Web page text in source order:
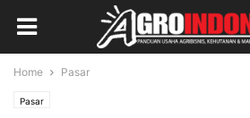
Home Pasar
Pasar